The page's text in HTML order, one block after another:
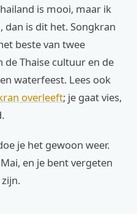
is mooi, maar ik
is dit het. Songkran
beste van twee
de Thaise cultuur en de
waterfeest. Lees ook
overleeft; je gaat vies,
je het gewoon weer.
en je bent vergeten